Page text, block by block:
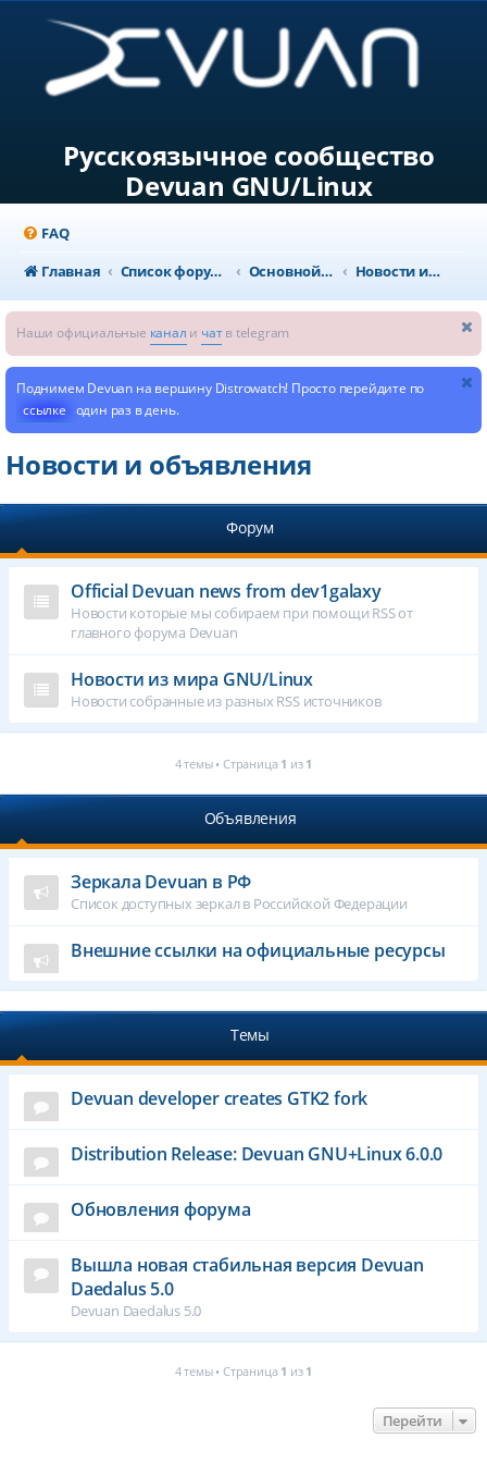
Русскоязычное сообщество
Devuan GNU/Linux
FAQ
Главная
Список форумов Основной раздел Новости и объявления
Наши официальные канал и чатв telegram
Поднимем Devuan на вершину Distrowatch! Просто перейдите по
ссылке один раз в день.
Новости и объявления
Форум
Official Devuan news from dev1galaxy
Новости которые мы собираем при помощи RSS от
главного форума Devuan
Новости из мира GNU/Linux
Новости собранные из разных RSS источников
4 темы • Страница 1 из 1
Объявления
Зеркала Devuan в РФ
Список доступных зеркал в Российской Федерации
Внешние ссылки на официальные ресурсы
Темы
Devuan developer creates GTK2 fork
Distribution Release: Devuan GNU+Linux 6.0.0
Обновления форума
Вышла новая стабильная версия Devuan
Daedalus 5.0
Devuan Daedalus 5.0
4 темы • Страница 1 из 1
Перейти